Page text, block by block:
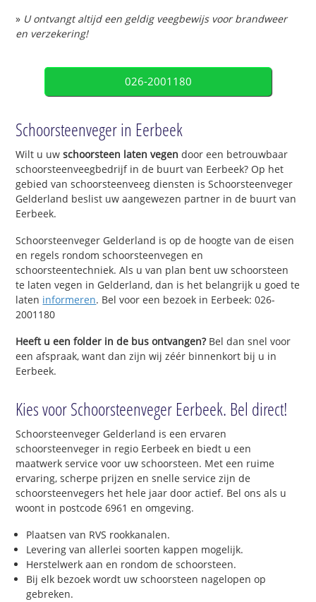
» U ontvangt altijd een geldig veegbewijs voor brandweer
en verzekering!
026-2001180
Schoorsteenveger in Eerbeek
Wilt u uwschoorsteen laten vegen door een betrouwbaar
schoorsteenveegbedrijf in de buurt van Eerbeek? Op het
gebied van schoorsteenveeg diensten is Schoorsteenveger
Gelderland beslist uw aangewezen partner in de buurt van
Eerbeek.
Schoorsteenveger Gelderland is op de hoogte van de eisen
en regels rondom schoorsteenvegen en
schoorsteentechniek. Als u van plan bent uw schoorsteen
te laten vegen in Gelderland, dan is het belangrijk u goed te
laten informeren. Bel voor een bezoek in Eerbeek: 026-
2001180
Heeft u een folder in de bus ontvangen?Bel dan snel voor
een afspraak, want dan zijn wij zéér binnenkort bij u in
Eerbeek.
Kies voor Schoorsteenveger Eerbeek. Bel direct!
Schoorsteenveger Gelderland is een ervaren
schoorsteenveger in regio Eerbeek en biedt u een
maatwerk service voor uw schoorsteen. Met een ruime
ervaring, scherpe prijzen en snelle service zijn de
schoorsteenvegers het hele jaar door actief. Bel ons als u
woont in postcode 6961 en omgeving.
Plaatsen van RVS rookkanalen.
Levering van allerlei soorten kappen mogelijk.
Herstelwerk aan en rondom de schoorsteen.
Bij elk bezoek wordt uw schoorsteen nagelopen op
gebreken.